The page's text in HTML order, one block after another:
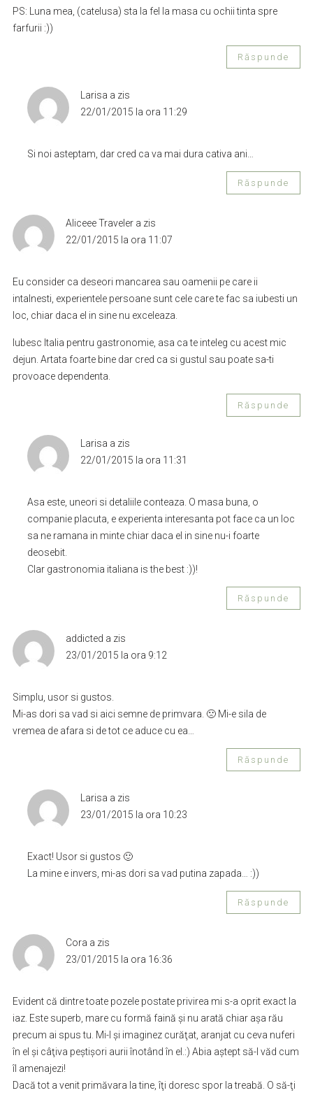
PS: Luna mea, (catelusa) sta la fel la masa cu ochii tinta spre
farfurii :))
Răspunde
Larisa a zis
22/01/2015 la ora 11:29
Si noi asteptam, dar cred ca va mai dura cativa ani…
Răspunde
Aliceee Traveler a zis
22/01/2015 la ora 11:07
Eu consider ca deseori mancarea sau oamenii pe care ii
intalnesti, experientele persoane sunt cele care te fac sa iubesti un
loc, chiar daca el in sine nu exceleaza.
Iubesc Italia pentru gastronomie, asa ca te inteleg cu acest mic
dejun. Artata foarte bine dar cred ca si gustul sau poate sa-ti
provoace dependenta.
Răspunde
Larisa a zis
22/01/2015 la ora 11:31
Asa este, uneori si detaliile conteaza. O masa buna, o
companie placuta, e experienta interesanta pot face ca un loc
sa ne ramana in minte chiar daca el in sine nu-i foarte
deosebit.
Clar gastronomia italiana is the best :))!
Răspunde
addicted a zis
23/01/2015 la ora 9:12
Simplu, usor si gustos.
Mi-as dori sa vad si aici semne de primvara. 🙁 Mi-e sila de
vremea de afara si de tot ce aduce cu ea…
Răspunde
Larisa a zis
23/01/2015 la ora 10:23
Exact! Usor si gustos 🙂
La mine e invers, mi-as dori sa vad putina zapada… :))
Răspunde
Cora a zis
23/01/2015 la ora 16:36
Evident că dintre toate pozele postate privirea mi s-a oprit exact la
iaz. Este superb, mare cu formă faină şi nu arată chiar aşa rău
precum ai spus tu. Mi-l şi imaginez curăţat, aranjat cu ceva nuferi
în el şi câţiva peştişori aurii înotând în el.:) Abia aştept să-l văd cum
îl amenajezi!
Dacă tot a venit primăvara la tine, îţi doresc spor la treabă. O să-ţi